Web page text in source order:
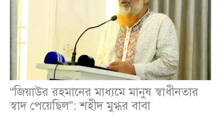
“জিয়াউর রহমানের মাধ্যমে মানুষ স্বাধীনতার
স্বাদ পেয়েছিল”: শহীদ মুগ্ধর বাবা